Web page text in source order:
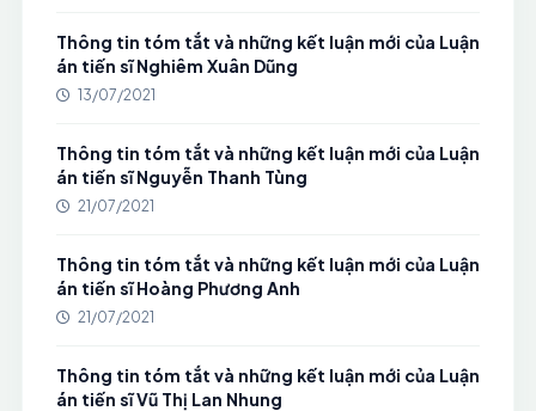
Thông tin tóm tắt và những kết luận mới của Luận
án tiến sĩ Nghiêm Xuân Dũng
13/07/2021
Thông tin tóm tắt và những kết luận mới của Luận
án tiến sĩ Nguyễn Thanh Tùng
21/07/2021
Thông tin tóm tắt và những kết luận mới của Luận
án tiến sĩ Hoàng Phương Anh
21/07/2021
Thông tin tóm tắt và những kết luận mới của Luận
án tiến sĩ Vũ Thị Lan Nhung